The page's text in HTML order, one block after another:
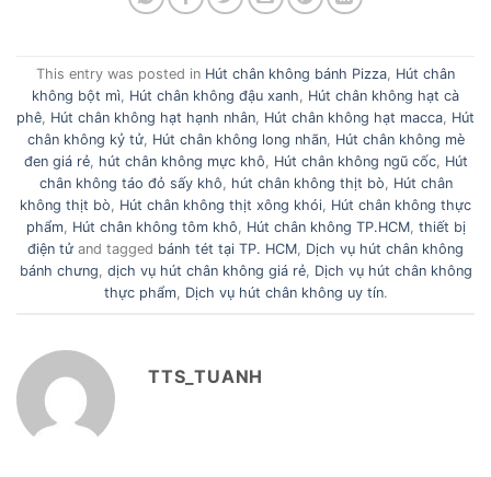
This entry was posted in Hút chân không bánh Pizza Hút chân
không bột mì
Hút chân không đậu xanh
Hút chân không hạt cà
phê Hút chân không hạt hạnh nhân Hút chân không hạt macca Hút
chân không kỷ tử, Hút chân không long nhãn, Hút chân không mè
đen giá rẻ, hút chân không mực khô Hút chân không ngũ cốc, Hút
chân không táo đỏ sấy khô
hút chân không thịt bò
Hút chân
không thịt bò
Hút chân không thịt xông khói Hút chân không thực
phẩm, Hút chân không tôm khô Hút chân không TP.HCM, thiết bị
điện tử and tagged bánh tét tại TP. HCM Dịch vụ hút chân không
bánh chưng dịch vụ hút chân không giá rẻ, Dịch vụ hút chân không
thực phẩm, Dịch vụ hút chân không uy tín.
TTS_TUANH